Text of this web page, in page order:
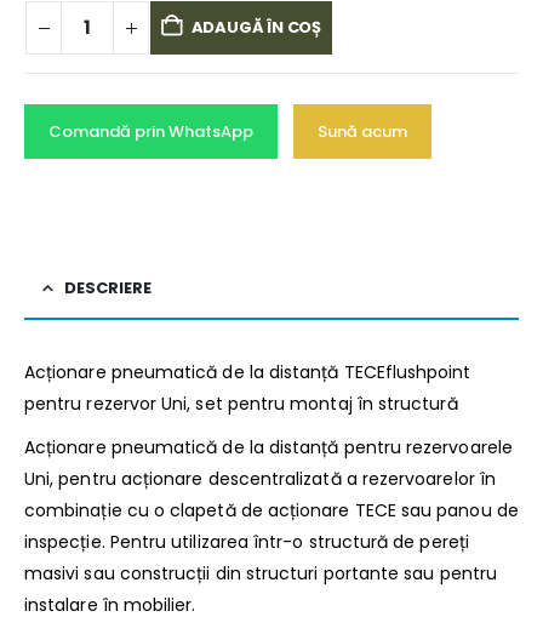
ADAUGĂ ÎN COȘ
Comandă prin WhatsApp Sună acum
DESCRIERE
Acționare pneumatică de la distanță TECEflushpoint
pentru rezervor Uni, set pentru montaj în structură
Acționare pneumatică de la distanță pentru rezervoarele
Uni, pentru acționare descentralizată a rezervoarelor în
combinație cu o clapetă de acționare TECE sau panou de
inspecție. Pentru utilizarea într-o structură de pereți
masivi sau construcții din structuri portante sau pentru
instalare în mobilier.